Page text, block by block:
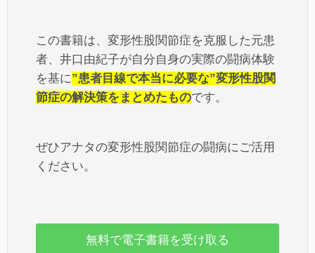
この書籍は、変形性股関節症を克服した元患
者、井口由紀子が自分自身の実際の闘病体験
を基に”患者目線で本当に必要な”変形性股関
節症の解決策をまとめたものです。
ぜひアナタの変形性股関節症の闘病にご活用
ください。
無料で電子書籍を受け取る